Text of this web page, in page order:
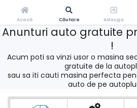
Anunturi auto gratuite
!
Acum poti sa vinzi usor o masina
gratuite de la
sau sa iti cauti masina perfecta
auto de pe
Acasă Căutare Adauga